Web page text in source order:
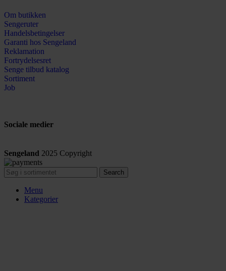
Om butikken
Sengeruter
Handelsbetingelser
Garanti hos Sengeland
Reklamation
Fortrydelsesret
Senge tilbud katalog
Sortiment
Job
Sociale medier
Sengeland 2025 Copyright
Search
Menu
Kategorier